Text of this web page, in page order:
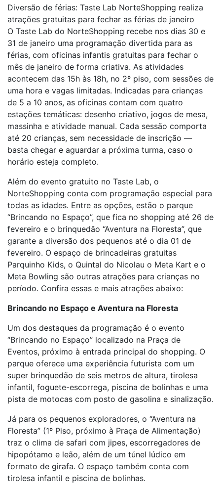
Diversão de férias: Taste Lab NorteShopping realiza
atrações gratuitas para fechar as férias de janeiro
O Taste Lab do NorteShopping recebe nos dias 30 e
31 de janeiro uma programação divertida para as
férias, com oficinas infantis gratuitas para fechar o
mês de janeiro de forma criativa. As atividades
acontecem das 15h às 18h, no 2º piso, com sessões de
uma hora e vagas limitadas. Indicadas para crianças
de 5 a 10 anos, as oficinas contam com quatro
estações temáticas: desenho criativo, jogos de mesa,
massinha e atividade manual. Cada sessão comporta
até 20 crianças, sem necessidade de inscrição —
basta chegar e aguardar a próxima turma, caso o
horário esteja completo.
Além do evento gratuito no Taste Lab, o
NorteShopping conta com programação especial para
todas as idades. Entre as opções, estão o parque
“Brincando no Espaço”, que fica no shopping até 26 de
fevereiro e o brinquedão “Aventura na Floresta”, que
garante a diversão dos pequenos até o dia 01 de
fevereiro. O espaço de brincadeiras gratuitas
Parquinho Kids, o Quintal do Nicolau o Meta Kart e o
Meta Bowling são outras atrações para crianças no
período. Confira essas e mais atrações abaixo:
Brincando no Espaço e Aventura na Floresta
Um dos destaques da programação é o evento
“Brincando no Espaço” localizado na Praça de
Eventos, próximo à entrada principal do shopping. O
parque oferece uma experiência futurista com um
super brinquedão de seis metros de altura, tirolesa
infantil, foguete-escorrega, piscina de bolinhas e uma
pista de motocas com posto de gasolina e sinalização.
Já para os pequenos exploradores, o “Aventura na
Floresta” (1º Piso, próximo à Praça de Alimentação)
traz o clima de safari com jipes, escorregadores de
hipopótamo e leão, além de um túnel lúdico em
formato de girafa. O espaço também conta com
tirolesa infantil e piscina de bolinhas.